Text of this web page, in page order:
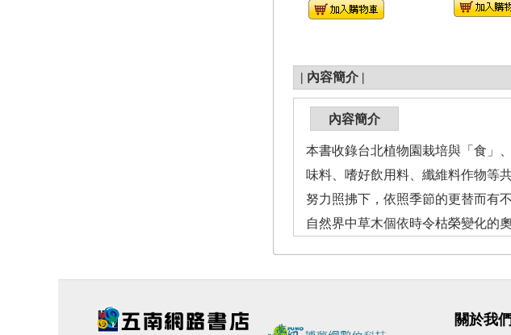
| 內容簡介 |
內容簡介
本書收錄台北植物園栽培與「食」
味料、嗜好飲用料、纖維料作物等
努力照拂下，依照季節的更替而有
自然界中草木個依時令枯榮變化的奧
關於我們